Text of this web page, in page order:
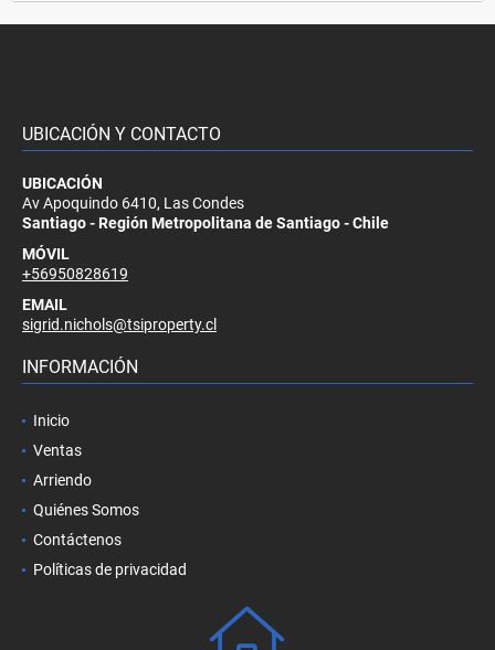
UBICACIÓN Y CONTACTO
UBICACIÓN
Av Apoquindo 6410, Las Condes
Santiago - Región Metropolitana de Santiago - Chile
MÓVIL
+56950828619
EMAIL
sigrid.nichols@tsiproperty.cl
INFORMACIÓN
Inicio
Ventas
Arriendo
Quiénes Somos
Contáctenos
Políticas de privacidad